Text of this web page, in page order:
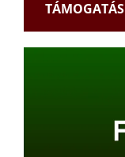
TÁMOGATÁS